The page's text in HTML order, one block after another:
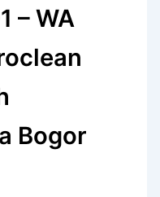
– WA
Bogor